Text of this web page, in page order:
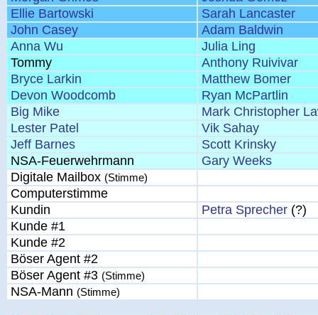
Ellie Bartowski
Sarah Lancaster
John Casey
Adam Baldwin
Anna Wu
Julia Ling
Tommy
Anthony Ruivivar
Bryce Larkin
Matthew Bomer
Devon Woodcomb
Ryan McPartlin
Big Mike
Mark Christopher
Lester Patel
Vik Sahay
Jeff Barnes
Scott Krinsky
NSA-Feuerwehrmann
Gary Weeks
Digitale Mailbox (Stimme)
Computerstimme
Kundin
Petra Sprecher (?)
Kunde #1
Kunde #2
Böser Agent #2
Böser Agent #3 (Stimme)
NSA-Mann (Stimme)